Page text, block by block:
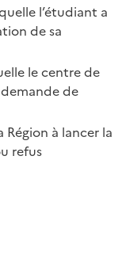
l’étudiant a
de sa
le centre de
de
à lancer la
refus